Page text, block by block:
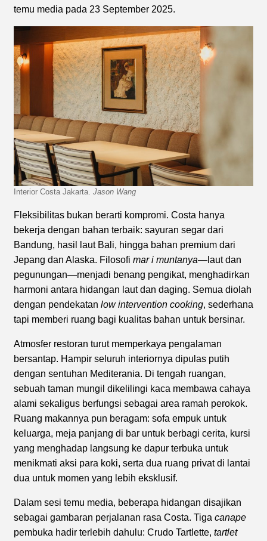
temu media pada 23 September 2025.
Interior Costa Jakarta. Jason Wang
Fleksibilitas bukan berarti kompromi. Costa hanya
bekerja dengan bahan terbaik: sayuran segar dari
Bandung, hasil laut Bali, hingga bahan premium dari
Jepang dan Alaska. Filosofi mar i muntanya—laut dan
pegunungan—menjadi benang pengikat, menghadirkan
harmoni antara hidangan laut dan daging. Semua diolah
dengan pendekatan low intervention cooking, sederhana
tapi memberi ruang bagi kualitas bahan untuk bersinar.
Atmosfer restoran turut memperkaya pengalaman
bersantap. Hampir seluruh interiornya dipulas putih
dengan sentuhan Mediterania. Di tengah ruangan,
sebuah taman mungil dikelilingi kaca membawa cahaya
alami sekaligus berfungsi sebagai area ramah perokok.
Ruang makannya pun beragam: sofa empuk untuk
keluarga, meja panjang di bar untuk berbagi cerita, kursi
yang menghadap langsung ke dapur terbuka untuk
menikmati aksi para koki, serta dua ruang privat di lantai
dua untuk momen yang lebih eksklusif.
Dalam sesi temu media, beberapa hidangan disajikan
sebagai gambaran perjalanan rasa Costa. Tiga canape
pembuka hadir terlebih dahulu: Crudo Tartlette, tartlet